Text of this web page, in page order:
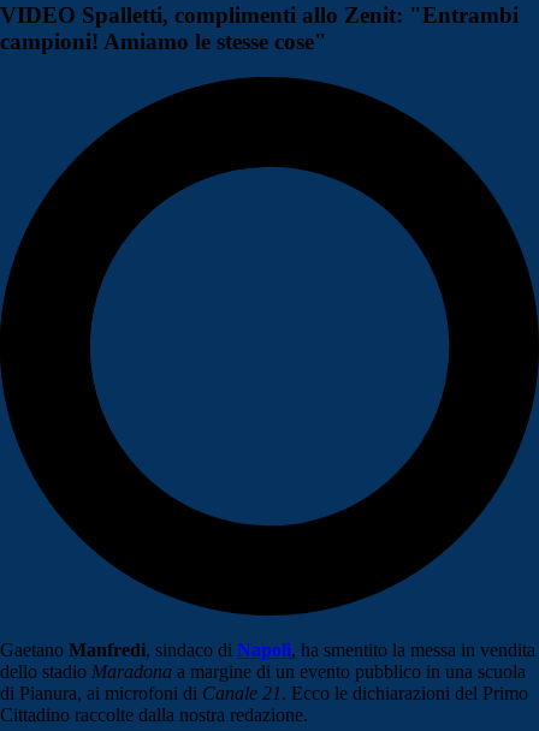
VIDEO Spalletti, complimenti allo Zenit: "Entrambi
campioni! Amiamo le stesse cose"
Gaetano Manfredi, sindaco di Napoli, ha smentito la messa in vendita
dello stadio Maradona a margine di un evento pubblico in una scuola
di Pianura, ai microfoni di Canale 21. Ecco le dichiarazioni del Primo
Cittadino raccolte dalla nostra redazione.